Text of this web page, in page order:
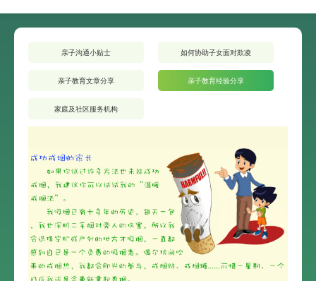
亲子沟通小贴士 如何协助子女面对欺凌
亲子教育文章分享 亲子教育经验分享
家庭及社区服务机构